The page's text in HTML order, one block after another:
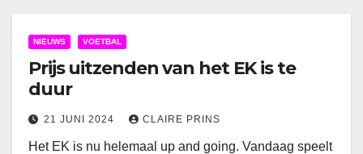
NIEUWS VOETBAL
Prijs uitzenden van het EK is te
duur
21 JUNI 2024 CLAIRE PRINS
Het EK is nu helemaal up and going. Vandaag speelt